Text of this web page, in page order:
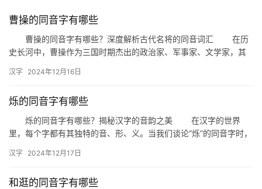
音
曹操的同音字有哪些
曹操的同音字有哪些？深度解析古代名将的同音词汇 在历
史长河中，曹操作为三国时期杰出的政治家、军事家、文学家，其
下…
汉字 2024年12月16日
烁的同音字有哪些
烁的同音字有哪些？揭秘汉字的音韵之美 在汉字的世界
里，每个字都有其独特的音、形、义。当我们谈论“烁”的同音字时，
汉字 2024年12月17日
和逛的同音字有哪些